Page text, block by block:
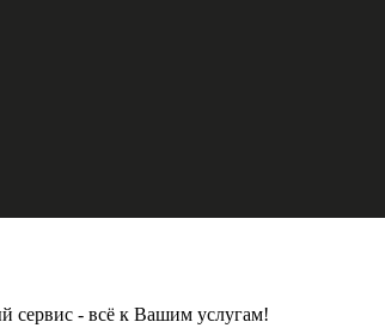
сервис - всё к Вашим услугам!